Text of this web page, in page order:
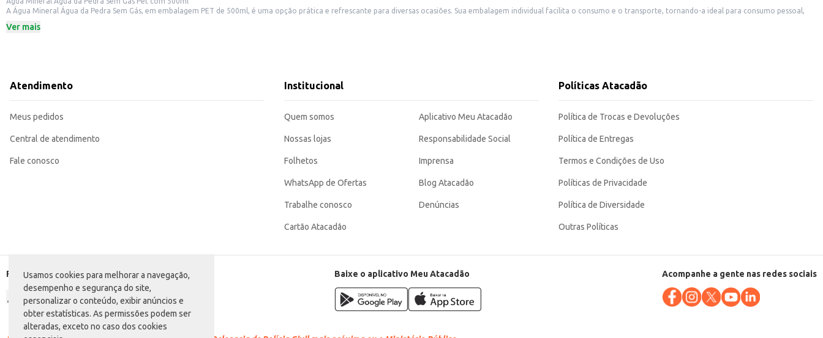
Usamos cookies para melhorar a navegação,
desempenho e segurança do site,
personalizar o conteúdo, exibir anúncios e
obter estatísticas. As permissões podem ser
alteradas, exceto no caso dos cookies
A Água Mineral Água da Pedra Sem Gás, em embalagem PET de 500ml, é uma opção prática e refrescante para diversas ocasiões. Sua embalagem individual facilita o consumo e o transporte, tornando-a ideal para consumo pessoal,
Dicas de uso:
A Água Mineral Água da Pedra Sem Gás proporciona hidratação de forma simples e eficiente, sendo uma escolha versátil para diferentes públicos e contextos. Sua praticidade e o reconhecimento da marca Da Pedra contribuem para
um produto de fácil comercialização e consumo.
Marca: Da Pedra
Categoria: Água sem gás
EAN: 7896436100666
Ver mais
Atendimento
Meus pedidos
Central de atendimento
Fale conosco
Institucional
Quem somos
Nossas lojas
Folhetos
WhatsApp de Ofertas
Trabalhe conosco
Cartão Atacadão
Aplicativo Meu Atacadão
Responsabilidade Social
Imprensa
Blog Atacadão
Denúncias
Políticas Atacadão
Política de Trocas e Devoluções
Política de Entregas
Termos e Condições de Uso
Políticas de Privacidade
Política de Diversidade
Outras Políticas
Formas de pagamento Baixe o aplicativo Meu Atacadão Acompanhe a gente nas redes sociais